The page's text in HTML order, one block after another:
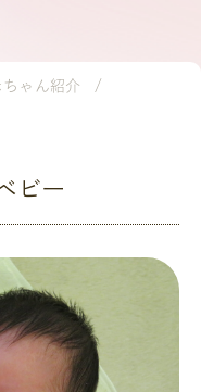
ちゃん紹介
ビー